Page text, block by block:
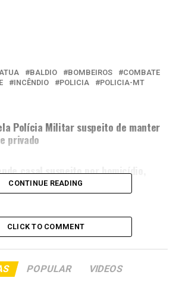
BALDIO BOMBEIROS
COMBATE
INCÊNDIO POLICIA
POLICIA-MT
Polícia Militar suspeito de manter
privado
casal suspeito por homicídio,
em Tangará da Serra
CONTINUE READING
CLICK TO COMMENT
POPULAR VIDEOS